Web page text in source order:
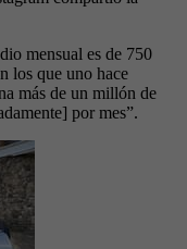
mensual es de 750
los que uno hace
más de un millón de
por mes”.